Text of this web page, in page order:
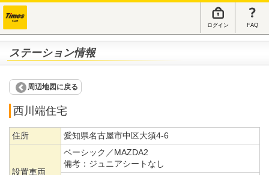
ログイン FAQ
ステーション情報
周辺地図に戻る
西川端住宅
住所 愛知県名古屋市中区大須4-6
設置車両
ベーシック／MAZDA2
備考： ジュニアシートなし